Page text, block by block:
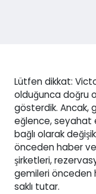
Lütfen dikkat:
olduğunca doğru
gösterdik. Ancak,
eğlence, seyahat
bağlı olarak
önceden haber
şirketleri,
gemileri önceden
saklı tutar.